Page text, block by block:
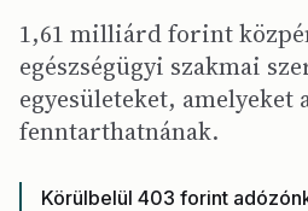
1,61 milliárd forint
egészségügyi szakmai
egyesületeket,
fenntarthatnának.
Körülbelül 403 forint